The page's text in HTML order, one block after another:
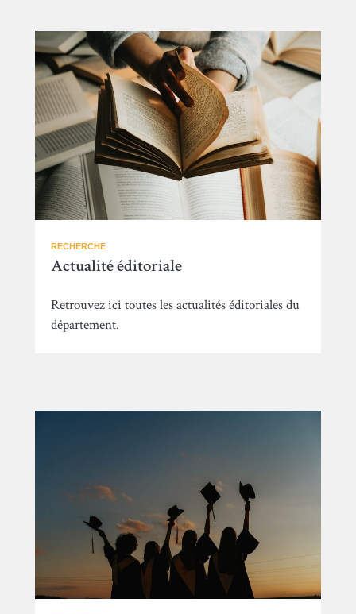
RECHERCHE
Actualité éditoriale
Retrouvez ici toutes les actualités éditoriales du
département.